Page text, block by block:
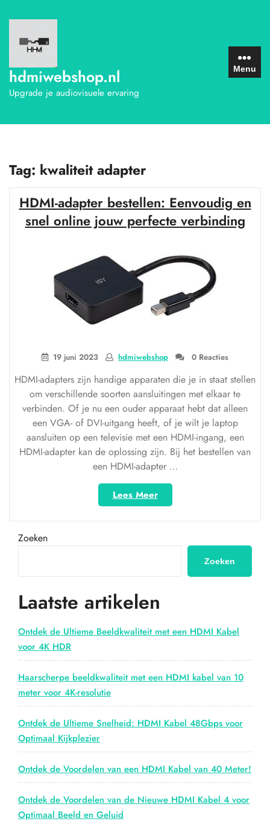
naar
inhoud
hdmiwebshop.nl
Upgrade je audiovisuele ervaring
Menu
Tag: kwaliteit adapter
HDMI-adapter bestellen: Eenvoudig en
snel online jouw perfecte verbinding
19 juni 2023 hdmiwebshop 0 Reacties
HDMI-adapters zijn handige apparaten die je in staat stellen
om verschillende soorten aansluitingen met elkaar te
verbinden. Of je nu een ouder apparaat hebt dat alleen
een VGA- of DVI-uitgang heeft, of je wilt je laptop
aansluiten op een televisie met een HDMI-ingang, een
HDMI-adapter kan de oplossing zijn. Bij het bestellen van
een HDMI-adapter …
Lees Meer“HDMI-
adapter
bestellen:
en
online
perfecte
Zoeken
Zoeken
Laatste artikelen
Ontdek de Ultieme Beeldkwaliteit met een HDMI Kabel
voor 4K HDR
Haarscherpe beeldkwaliteit met een HDMI kabel van 10
meter voor 4K-resolutie
Ontdek de Ultieme Snelheid: HDMI Kabel 48Gbps voor
Optimaal Kijkplezier
Ontdek de Voordelen van een HDMI Kabel van 40 Meter!
Ontdek de Voordelen van de Nieuwe HDMI Kabel 4 voor
Optimaal Beeld en Geluid